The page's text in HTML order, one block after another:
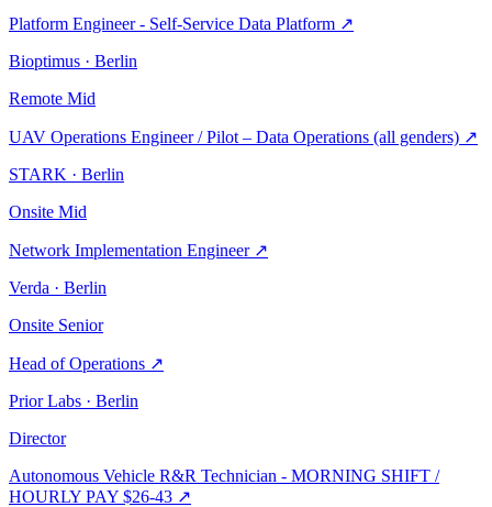
Platform Engineer - Self-Service Data Platform ↗
Bioptimus · Berlin
Remote Mid
UAV Operations Engineer / Pilot – Data Operations (all genders) ↗
STARK · Berlin
Onsite Mid
Network Implementation Engineer ↗
Verda · Berlin
Onsite Senior
Head of Operations ↗
Prior Labs · Berlin
Director
Autonomous Vehicle R&R Technician - MORNING SHIFT /
HOURLY PAY $26-43 ↗